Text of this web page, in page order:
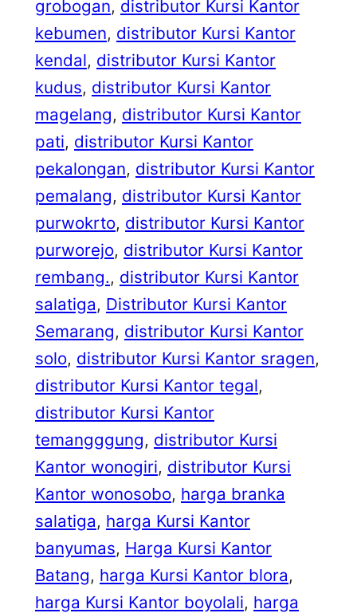
grobogan, distributor Kursi Kantor
kebumen, distributor Kursi Kantor
kendal, distributor Kursi Kantor
kudus, distributor Kursi Kantor
magelang, distributor Kursi Kantor
pati, distributor Kursi Kantor
pekalongan, distributor Kursi Kantor
pemalang, distributor Kursi Kantor
purwokrto, distributor Kursi Kantor
purworejo, distributor Kursi Kantor
rembang., distributor Kursi Kantor
salatiga, Distributor Kursi Kantor
Semarang, distributor Kursi Kantor
solo, distributor Kursi Kantor sragen
distributor Kursi Kantor tegal
distributor Kursi Kantor
temangggung, distributor Kursi
Kantor wonogiri, distributor Kursi
Kantor wonosobo, harga branka
salatiga, harga Kursi Kantor
banyumas, Harga Kursi Kantor
Batang, harga Kursi Kantor blora
harga Kursi Kantor boyolali, harga